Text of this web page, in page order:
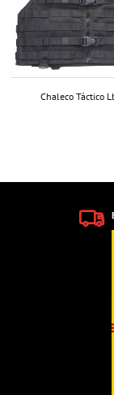
Chaleco Táctico